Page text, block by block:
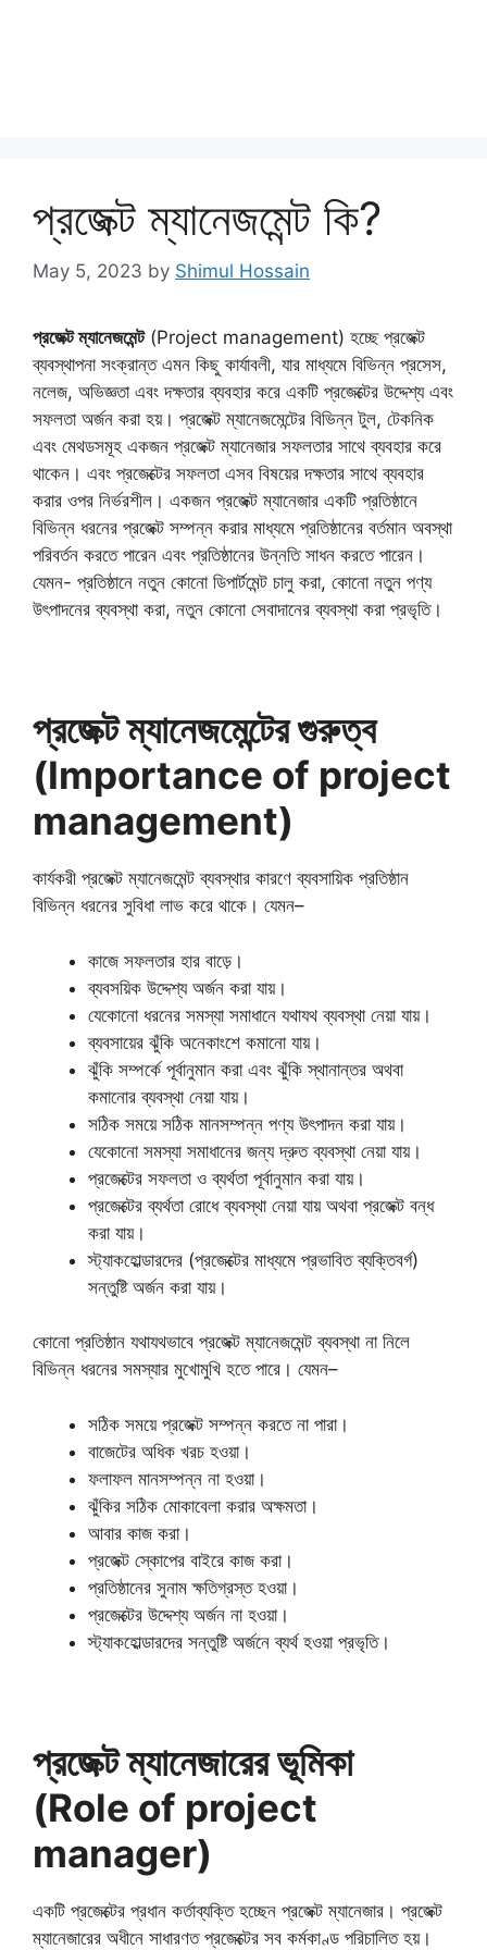
প্রজেক্ট ম্যানেজমেন্ট কি?
May 5, 2023 by Shimul Hossain
প্রজেক্ট ম্যানেজমেন্ট(Project management) হচ্ছে প্রজেক্ট
ব্যবস্থাপনা সংক্রান্ত এমন কিছু কার্যাবলী, যার মাধ্যমে বিভিন্ন প্রসেস,
নলেজ, অভিজ্ঞতা এবং দক্ষতার ব্যবহার করে একটি প্রজেক্টের উদ্দেশ্য এবং
সফলতা অর্জন করা হয়। প্রজেক্ট ম্যানেজমেন্টের বিভিন্ন টুল, টেকনিক
এবং মেথডসমূহ একজন প্রজেক্ট ম্যানেজার সফলতার সাথে ব্যবহার করে
থাকেন। এবং প্রজেক্টের সফলতা এসব বিষয়ের দক্ষতার সাথে ব্যবহার
করার ওপর নির্ভরশীল। একজন প্রজেক্ট ম্যানেজার একটি প্রতিষ্ঠানে
বিভিন্ন ধরনের প্রজেক্ট সম্পন্ন করার মাধ্যমে প্রতিষ্ঠানের বর্তমান অবস্থা
পরিবর্তন করতে পারেন এবং প্রতিষ্ঠানের উন্নতি সাধন করতে পারেন।
যেমন- প্রতিষ্ঠানে নতুন কোনো ডিপার্টমেন্ট চালু করা, কোনো নতুন পণ্য
উৎপাদনের ব্যবস্থা করা, নতুন কোনো সেবাদানের ব্যবস্থা করা প্রভৃতি।
প্রজেক্ট ম্যানেজমেন্টের গুরুত্ব
(Importance of project
management)
কার্যকরী প্রজেক্ট ম্যানেজমেন্ট ব্যবস্থার কারণে ব্যবসায়িক প্রতিষ্ঠান
বিভিন্ন ধরনের সুবিধা লাভ করে থাকে। যেমন–
কাজে সফলতার হার বাড়ে।
ব্যবসয়িক উদ্দেশ্য অর্জন করা যায়।
যেকোনো ধরনের সমস্যা সমাধানে যথাযথ ব্যবস্থা নেয়া যায়।
ব্যবসায়ের ঝুঁকি অনেকাংশে কমানো যায়।
ঝুঁকি সম্পর্কে পূর্বানুমান করা এবং ঝুঁকি স্থানান্তর অথবা
কমানোর ব্যবস্থা নেয়া যায়।
সঠিক সময়ে সঠিক মানসম্পন্ন পণ্য উৎপাদন করা যায়।
যেকোনো সমস্যা সমাধানের জন্য দ্রুত ব্যবস্থা নেয়া যায়।
প্রজেক্টের সফলতা ও ব্যর্থতা পূর্বানুমান করা যায়।
প্রজেক্টের ব্যর্থতা রোধে ব্যবস্থা নেয়া যায় অথবা প্রজেক্ট বন্ধ
করা যায়।
স্ট্যাকহোল্ডারদের (প্রজেক্টের মাধ্যমে প্রভাবিত ব্যক্তিবর্গ)
সন্তুষ্টি অর্জন করা যায়।
কোনো প্রতিষ্ঠান যথাযথভাবে প্রজেক্ট ম্যানেজমেন্ট ব্যবস্থা না নিলে
বিভিন্ন ধরনের সমস্যার মুখােমুখি হতে পারে। যেমন–
সঠিক সময়ে প্রজেক্ট সম্পন্ন করতে না পারা।
বাজেটের অধিক খরচ হওয়া।
ফলাফল মানসম্পন্ন না হওয়া।
ঝুঁকির সঠিক মোকাবেলা করার অক্ষমতা।
আবার কাজ করা।
প্রজেক্ট স্কোপের বাইরে কাজ করা।
প্রতিষ্ঠানের সুনাম ক্ষতিগ্রস্ত হওয়া।
প্রজেক্টের উদ্দেশ্য অর্জন না হওয়া।
স্ট্যাকহোল্ডারদের সন্তুষ্টি অর্জনে ব্যর্থ হওয়া প্রভৃতি।
প্রজেক্ট ম্যানেজারের ভূমিকা
(Role of project
manager)
একটি প্রজেক্টের প্রধান কর্তাব্যক্তি হচ্ছেন প্রজেক্ট ম্যানেজার। প্রজেক্ট
ম্যানেজারের অধীনে সাধারণত প্রজেক্টের সব কর্মকাণ্ড পরিচালিত হয়।